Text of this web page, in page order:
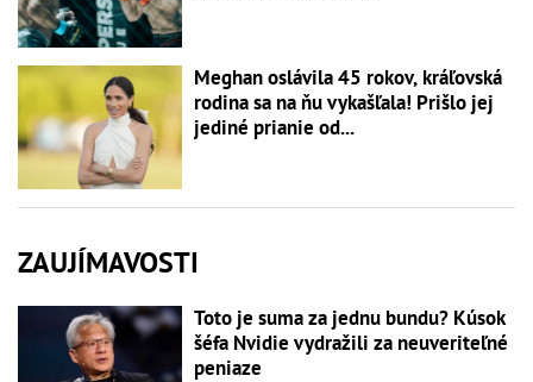
Meghan oslávila 45 rokov, kráľovská
rodina sa na ňu vykašľala! Prišlo jej
jediné prianie od...
ZAUJÍMAVOSTI
Toto je suma za jednu bundu? Kúsok
šéfa Nvidie vydražili za neuveriteľné
peniaze